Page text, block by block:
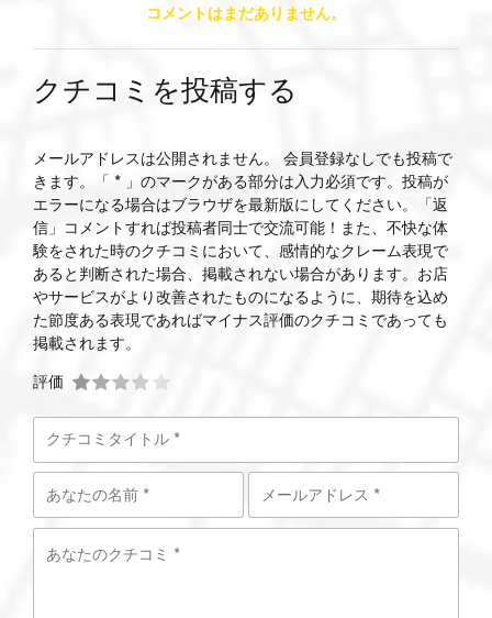
コメントはまだありません。
クチコミを投稿する
メールアドレスは公開されません。 会員登録なしでも投稿で
きます。「 * 」のマークがある部分は入力必須です。投稿が
エラーになる場合はブラウザを最新版にしてください。「返
信」コメントすれば投稿者同士で交流可能！また、不快な体
験をされた時のクチコミにおいて、感情的なクレーム表現で
あると判断された場合、掲載されない場合があります。お店
やサービスがより改善されたものになるように、期待を込め
た節度ある表現であればマイナス評価のクチコミであっても
掲載されます。
評価